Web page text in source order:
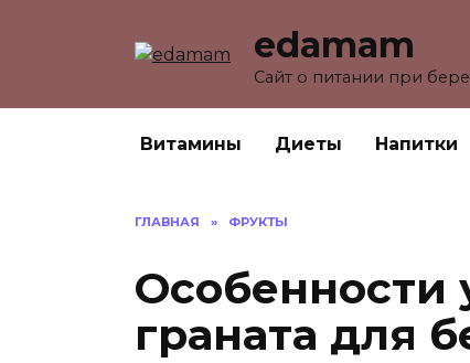
edamam
Сайт о питании при
Витамины Диеты Напитки
ГЛАВНАЯ » ФРУКТЫ
Особенности
граната для